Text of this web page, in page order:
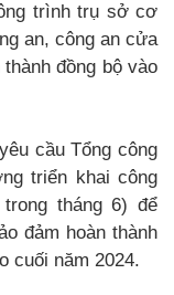
trình trụ sở cơ
an, công an cửa
đồng bộ vào
cầu Tổng công
triển khai công
tháng 6) để
đảm hoàn thành
cuối năm 2024.